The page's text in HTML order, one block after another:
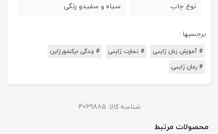
نوع چاپ سیاه و سفیدو رنگی
برچسبها :
# آموزش زبان ژاپنی # تجارت ژاپنی
# زندگی درکشورژاپن
# رمان ژاپنی
شناسه کالا: 4069885
محصولات مرتبط